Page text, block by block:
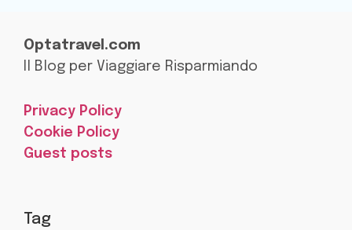
Optatravel.com
Il Blog per Viaggiare Risparmiando
Privacy Policy
Cookie Policy
Guest posts
Tag